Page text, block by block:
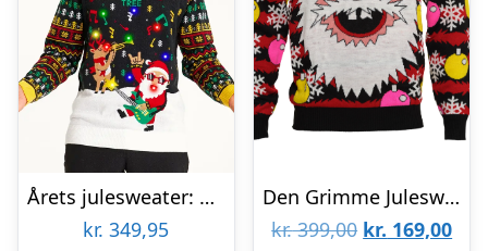
Årets julesweater: Rocking Around The Christmas Tree – herre / mænd. Ugly Christmas Sweater lavet i Danmark
kr. 349,95
Den Grimme Julesweater – herre / mænd
kr.399,00 Den
kr. 169,00Den